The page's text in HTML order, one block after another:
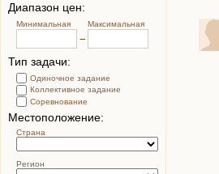
Диапазон цен:
Минимальная Максимальная
Тип задачи:
Одиночное задание
Коллективное задание
Соревнование
Местоположение:
Страна
Регион